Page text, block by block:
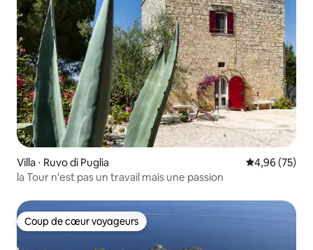
Villa ⋅ Ruvo di Puglia Évaluation
4,96 (75)
la Tour n'est pas un travail mais une passion
Coup de cœur voyageurs
Coup de cœur voyageurs